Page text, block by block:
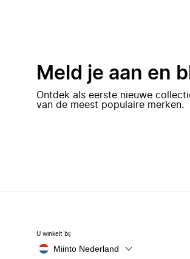
Meld je aan en
Ontdek als eerste nieuwe
van de meest populaire merken.
U winkelt bij
Miinto Nederland